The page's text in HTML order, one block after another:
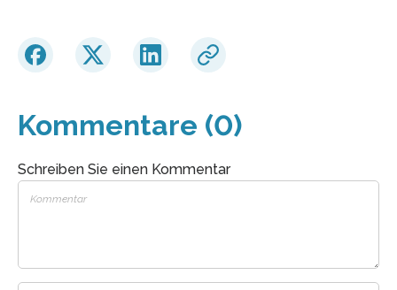
Kommentare (0)
Schreiben Sie einen Kommentar